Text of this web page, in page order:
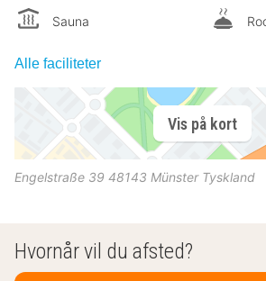
Sauna
Alle faciliteter
Vis på kort
Engelstraße 39 48143 Münster Tyskland
Hvornår vil du afsted?